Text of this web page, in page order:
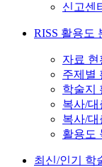
신고센
RISS 활용도
자료 현
주제별
학술지
복사/대
복사/대
활용도
최신/인기 학